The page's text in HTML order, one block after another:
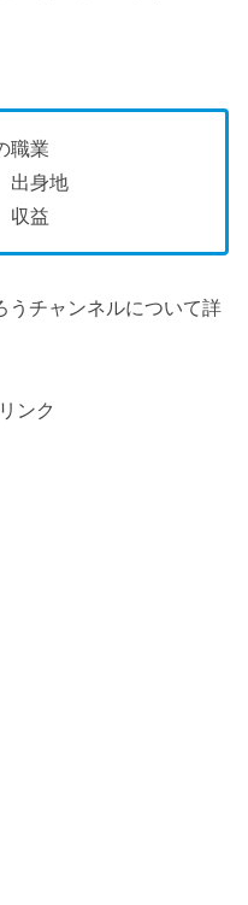
職業
出身地
収益
うチャンネルについて詳
ンク